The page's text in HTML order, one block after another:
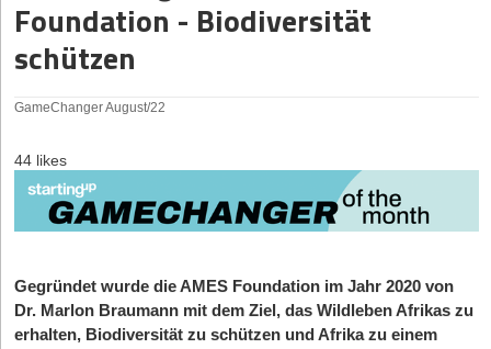
Foundation - Biodiversität
schützen
GameChanger August/22
44 likes
Gegründet wurde die AMES Foundation im Jahr 2020 von
Dr. Marlon Braumann mit dem Ziel, das Wildleben Afrikas zu
erhalten, Biodiversität zu schützen und Afrika zu einem